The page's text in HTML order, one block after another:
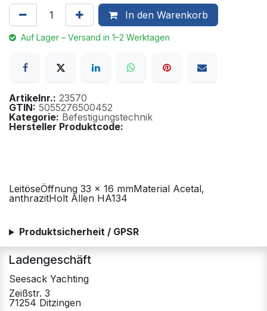
In den Warenkorb
Auf Lager – Versand in 1–2 Werktagen
Artikelnr.: 23570
GTIN: 5055276500452
Kategorie: Befestigungstechnik
Hersteller Produktcode:
LeitöseÖffnung 33 x 16 mmMaterial Acetal,
anthrazitHolt Allen HA134
Produktsicherheit / GPSR
Ladengeschäft
Seesack Yachting
Zeißstr. 3
71254 Ditzingen